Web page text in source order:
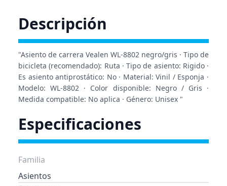
Descripción
"Asiento de carrera Vealen WL-8802 negro/gris · Tipo de
bicicleta (recomendado): Ruta · Tipo de asiento: Rigido ·
Es asiento antiprostático: No · Material: Vinil / Esponja ·
Modelo: WL-8802 · Color disponible: Negro / Gris ·
Medida compatible: No aplica · Género: Unisex "
Especificaciones
Familia
Asientos